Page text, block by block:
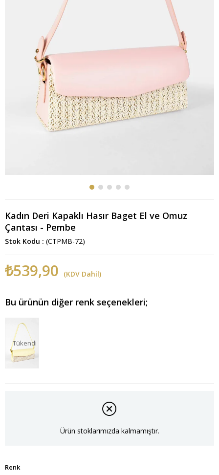
Kadın Deri Kapaklı Hasır Baget El ve Omuz
Çantası - Pembe
Stok Kodu (CTPMB-72)
₺539,90 (KDV Dahil)
Bu ürünün diğer renk seçenekleri;
Tükendi
Ürün stoklarımızda kalmamıştır.
Renk